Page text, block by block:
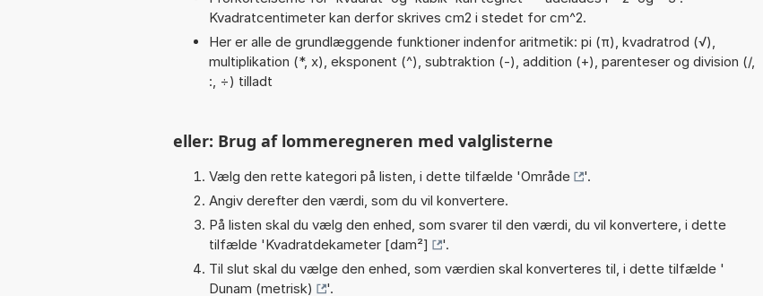
Kvadratcentimeter kan derfor skrives cm2 i stedet for cm^2.
Her er alle de grundlæggende funktioner indenfor aritmetik: pi (π), kvadratrod (√),
multiplikation (*, x), eksponent (^), subtraktion (-), addition (+), parenteser og division (/,
:, ÷) tilladt
eller: Brug af lommeregneren med valglisterne
Vælg den rette kategori på listen, i dette tilfælde 'Område
'.
Angiv derefter den værdi, som du vil konvertere.
På listen skal du vælg den enhed, som svarer til den værdi, du vil konvertere, i dette
tilfælde 'Kvadratdekameter [dam²]
'.
Til slut skal du vælge den enhed, som værdien skal konverteres til, i dette tilfælde '
Dunam (metrisk)
'.